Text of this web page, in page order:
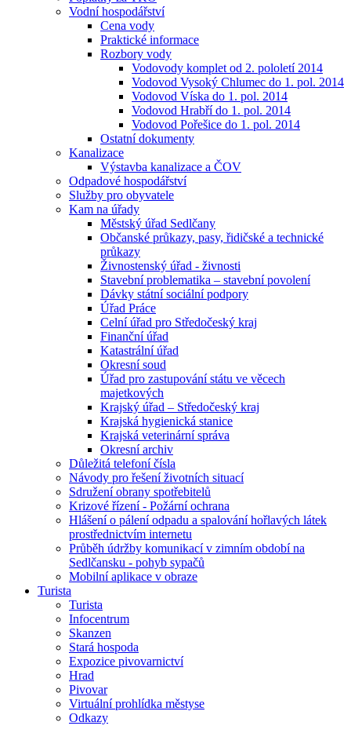
Vodní hospodářství
Cena vody
Praktické informace
Rozbory vody
Vodovody komplet od 2. pololetí 2014
Vodovod Vysoký Chlumec do 1. pol. 2014
Vodovod Víska do 1. pol. 2014
Vodovod Hrabří do 1. pol. 2014
Vodovod Pořešice do 1. pol. 2014
Ostatní dokumenty
Kanalizace
Výstavba kanalizace a ČOV
Odpadové hospodářství
Služby pro obyvatele
Kam na úřady
Městský úřad Sedlčany
Občanské průkazy, pasy, řidičské a technické
průkazy
Živnostenský úřad - živnosti
Stavební problematika – stavební povolení
Dávky státní sociální podpory
Úřad Práce
Celní úřad pro Středočeský kraj
Finanční úřad
Katastrální úřad
Okresní soud
Úřad pro zastupování státu ve věcech
majetkových
Krajský úřad – Středočeský kraj
Krajská hygienická stanice
Krajská veterinární správa
Okresní archiv
Důležitá telefoní čísla
Návody pro řešení životních situací
Sdružení obrany spotřebitelů
Krizové řízení - Požární ochrana
Hlášení o pálení odpadu a spalování hořlavých látek
prostřednictvím internetu
Průběh údržby komunikací v zimním období na
Sedlčansku - pohyb sypačů
Mobilní aplikace v obraze
Turista
Turista
Infocentrum
Skanzen
Stará hospoda
Expozice pivovarnictví
Hrad
Pivovar
Virtuální prohlídka městyse
Odkazy